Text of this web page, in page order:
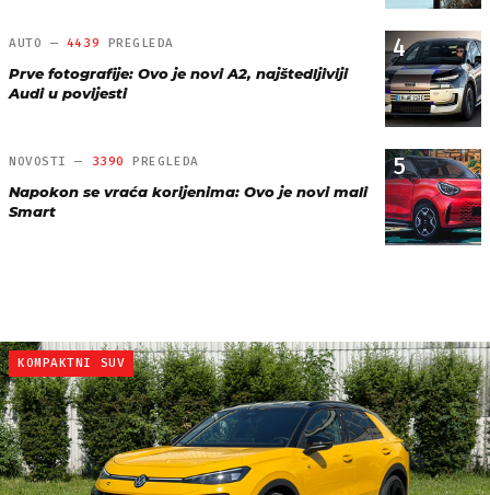
4
AUTO — 4439 PREGLEDA
Prve fotografije: Ovo je novi A2, najštedljiviji
Audi u povijesti
5
NOVOSTI — 3390 PREGLEDA
Napokon se vraća korijenima: Ovo je novi mali
Smart
KOMPAKTNI SUV